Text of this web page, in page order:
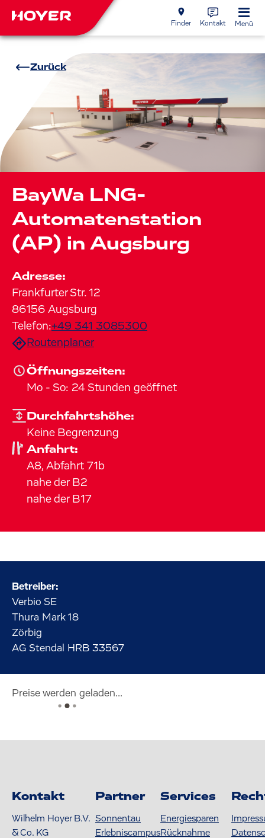
Finder Kontakt Menü
Zurück
BayWa LNG-
Automatenstation
(AP) in Augsburg
Adresse:
Frankfurter Str. 12
86156 Augsburg
Telefon:+49 341 3085300
Routenplaner
Öffnungszeiten:
Mo - So: 24 Stunden geöffnet
Durchfahrtshöhe:
Keine Begrenzung
Anfahrt:
A8, Abfahrt 71b
nahe der B2
nahe der B17
Betreiber:
Verbio SE
Thura Mark 18
Zörbig
AG Stendal HRB 33567
Preise werden geladen...
Kontakt
Wilhelm Hoyer B.V.
& Co. KG
Partner
Sonnentau
Erlebniscampus
Services
Energiesparen
Rücknahme